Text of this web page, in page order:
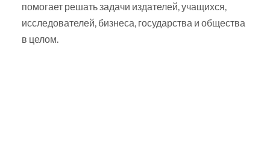
помогает решать задачи издателей, учащихся,
исследователей, бизнеса, государства и общества
в целом.